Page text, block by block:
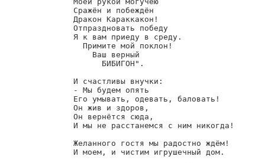
        Сражён и побеждён
        Дракон Караккакон!
        Отпраздновать победу
        Я к вам приеду в среду.
          Примите мой поклон!
            Ваш верный
              БИБИГОН".
        И счастливы внучки:
        - Мы будем опять
        Его умывать, одевать, баловать!
        Он жив и здоров,
        Он вернётся сюда,
        И мы не расстанемся с ним никогда!
        Желанного гостя мы радостно ждём!
        И моем, и чистим игрушечный дом.